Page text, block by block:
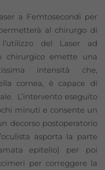
a Femtosecondi per
al chirurgo di
del Laser ad
chirurgico emette una
intensità che,
cornea, è capace di
L’intervento eseguito
minuti e consente un
decorso postoperatorio
asporta la parte
epitelio) per poi
per correggere la